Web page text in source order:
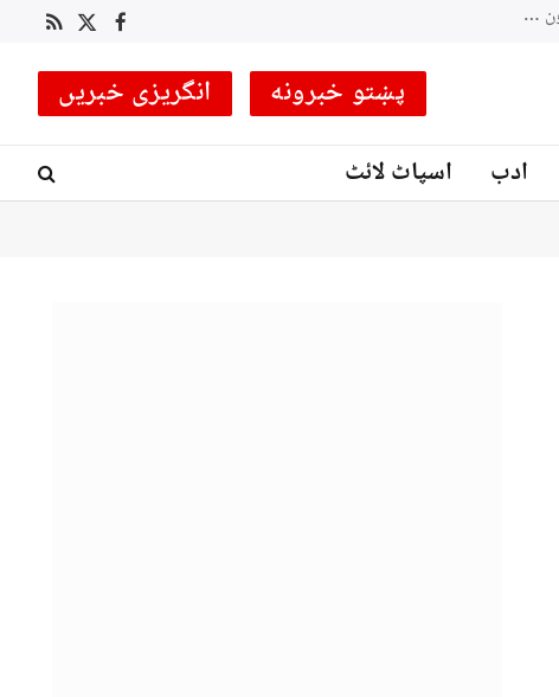
کوچ مقرر Facebook
X
RSS
پښتو خبرونه انگریزی خبریں
ادب اسپاٹ لائٹ